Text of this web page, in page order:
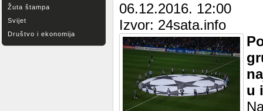
Žuta štampa
Svijet
Društvo i ekonomija
06.12.2016. 12:00
Izvor: 24sata.info
u